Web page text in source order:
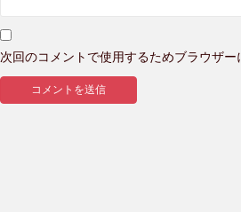
次回のコメントで使用するためブラウザ